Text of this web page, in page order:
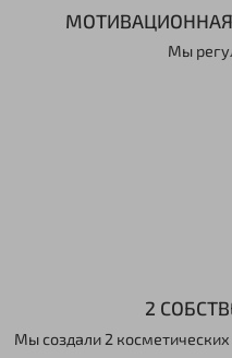
Мы
2
Мы создали 2